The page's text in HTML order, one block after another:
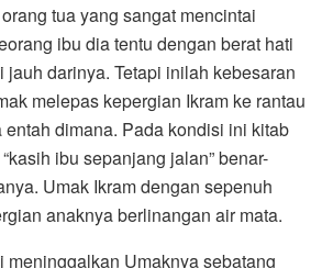
tua yang sangat mencintai
ibu dia tentu dengan berat hati
jauh darinya. Tetapi inilah kebesaran
melepas kepergian Ikram ke rantau
dimana. Pada kondisi ini kitab
ibu sepanjang jalan” benar-
Umak Ikram dengan sepenuh
anaknya berlinangan air mata.
meninggalkan Umaknya sebatang